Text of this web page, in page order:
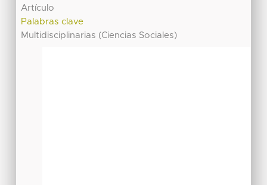
Artículo
Palabras clave
Multidisciplinarias (Ciencias Sociales)